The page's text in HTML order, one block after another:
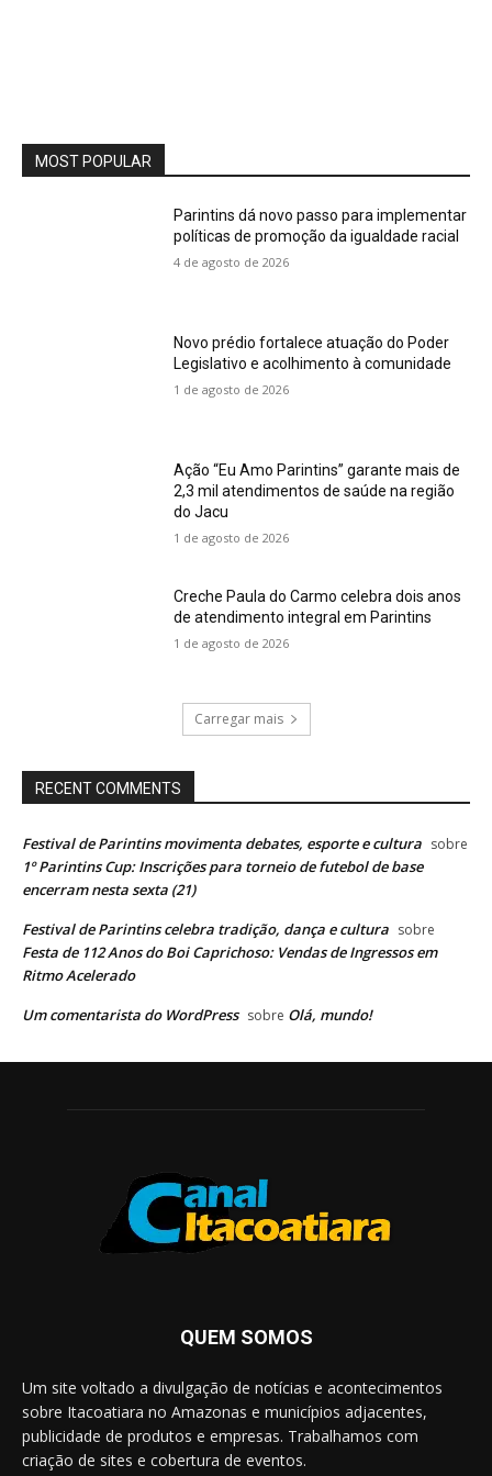
MOST POPULAR
Parintins dá novo passo para implementar
políticas de promoção da igualdade racial
4 de agosto de 2026
Novo prédio fortalece atuação do Poder
Legislativo e acolhimento à comunidade
1 de agosto de 2026
Ação “Eu Amo Parintins” garante mais de
2,3 mil atendimentos de saúde na região
do Jacu
1 de agosto de 2026
Creche Paula do Carmo celebra dois anos
de atendimento integral em Parintins
1 de agosto de 2026
Carregar mais
RECENT COMMENTS
Festival de Parintins movimenta debates, esporte e cultura sobre
1º Parintins Cup: Inscrições para torneio de futebol de base
encerram nesta sexta (21)
Festival de Parintins celebra tradição, dança e cultura sobre
Festa de 112 Anos do Boi Caprichoso: Vendas de Ingressos em
Ritmo Acelerado
Um comentarista do WordPress sobre Olá, mundo!
QUEM SOMOS
Um site voltado a divulgação de notícias e acontecimentos
sobre Itacoatiara no Amazonas e municípios adjacentes,
publicidade de produtos e empresas. Trabalhamos com
criação de sites e cobertura de eventos.